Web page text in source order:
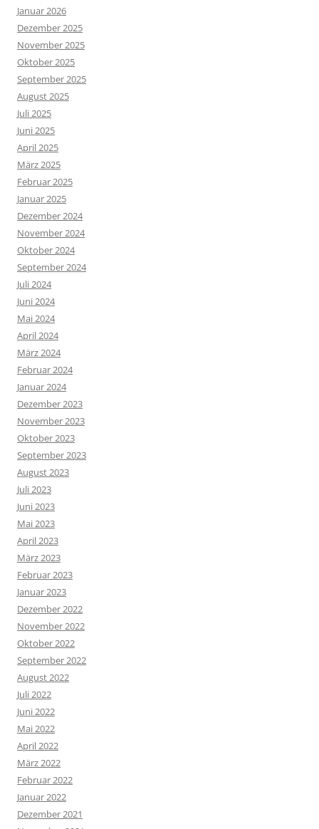
Januar 2026
Dezember 2025
November 2025
Oktober 2025
September 2025
August 2025
Juli 2025
Juni 2025
April 2025
März 2025
Februar 2025
Januar 2025
Dezember 2024
November 2024
Oktober 2024
September 2024
Juli 2024
Juni 2024
Mai 2024
April 2024
März 2024
Februar 2024
Januar 2024
Dezember 2023
November 2023
Oktober 2023
September 2023
August 2023
Juli 2023
Juni 2023
Mai 2023
April 2023
März 2023
Februar 2023
Januar 2023
Dezember 2022
November 2022
Oktober 2022
September 2022
August 2022
Juli 2022
Juni 2022
Mai 2022
April 2022
März 2022
Februar 2022
Januar 2022
Dezember 2021